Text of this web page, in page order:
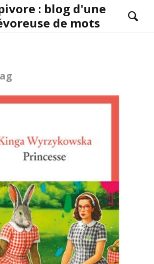
: blog d'une
de mots
LIRE LA SUITE